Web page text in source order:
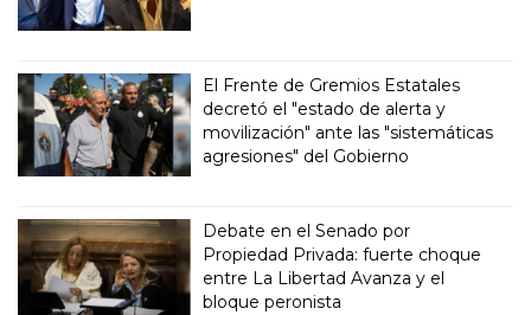
El Frente de Gremios Estatales
decretó el "estado de alerta y
movilización" ante las "sistemáticas
agresiones" del Gobierno
Debate en el Senado por
Propiedad Privada: fuerte choque
entre La Libertad Avanza y el
bloque peronista